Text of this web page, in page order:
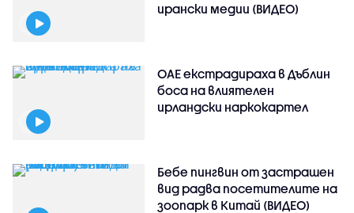
ирански медии (ВИДЕО)
ОАЕ екстрадираха в Дъблин
боса на влиятелен
ирландски наркокартел
Бебе пингвин от застрашен
вид радва посетителите на
зоопарк в Китай (ВИДЕО)